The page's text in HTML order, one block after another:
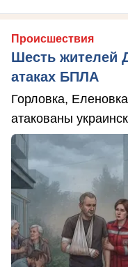
Происшествия
Шесть жителей
атаках БПЛА
Горловка,
атакованы